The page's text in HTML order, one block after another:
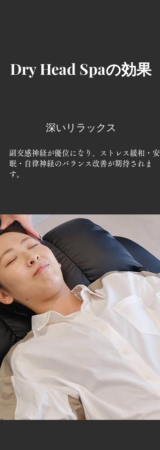
​Dry Head Spaの効果
​深いリラックス
副交感神経が優位になり、ストレス緩和・安
眠・自律神経のバランス改善が期待されま
す。